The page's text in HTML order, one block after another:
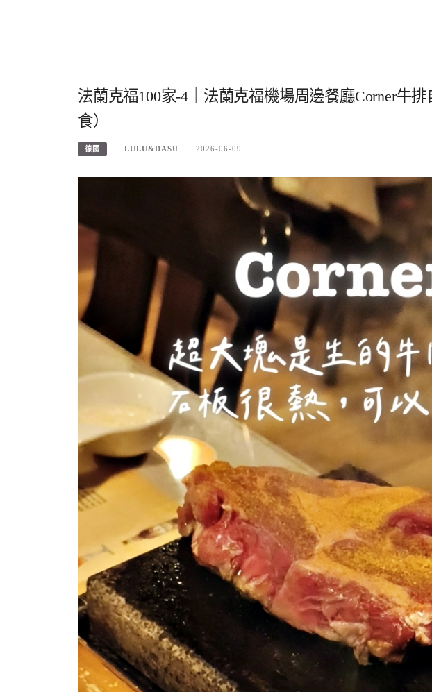
法蘭克福100家-4｜法蘭克福機場周邊餐廳Corner牛
食）
德國 LULU&DASU 2026-06-09